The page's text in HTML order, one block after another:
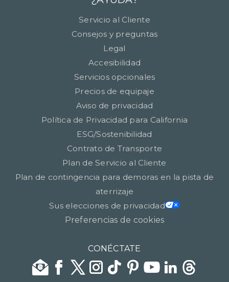
Servicio al Cliente
Consejos y preguntas
Legal
Accesibilidad
Servicios opcionales
Precios de equipaje
Aviso de privacidad
Política de Privacidad para California
ESG/Sostenibilidad
Contrato de Transporte
Plan de Servicio al Cliente
Plan de contingencia para demoras en la pista de
aterrizaje
Sus elecciones de privacidad
Preferencias de cookies
CONÉCTATE